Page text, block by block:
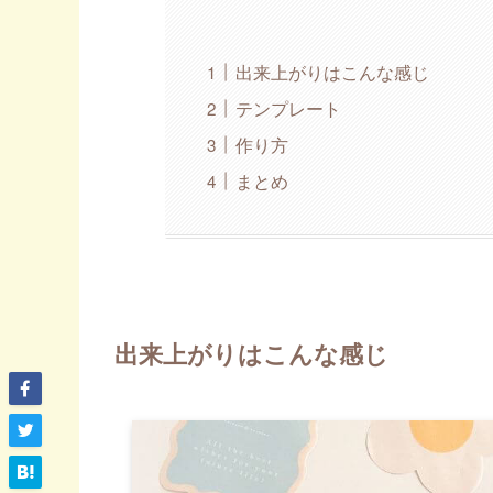
出来上がりはこんな感じ
テンプレート
作り方
まとめ
出来上がりはこんな感じ